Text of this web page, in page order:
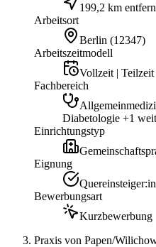
199,2 km
Arbeitsort
Berlin (12347)
Arbeitszeitmodell
Vollzeit | Teilzeit
Fachbereich
Diabetologie +1
Einrichtungstyp
Eignung
Quereinsteiger:in
Bewerbungsart
Kurzbewerbung
Praxis von Papen/